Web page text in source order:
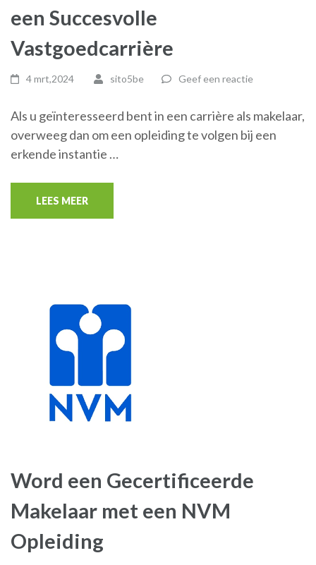
een Succesvolle
Vastgoedcarrière
4 mrt,2024 sito5be Geef een reactie
Als u geïnteresseerd bent in een carrière als makelaar,
overweeg dan om een opleiding te volgen bij een
erkende instantie …
LEES MEER
Word een Gecertificeerde
Makelaar met een NVM
Opleiding